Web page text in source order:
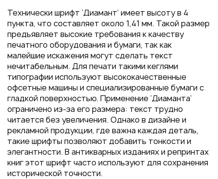
Блокноты с логотипом
Пакеты
Конверты
Журналы
Полиграфия для выставок
под ключ
Полиграфия к выборам 2026
Технически шрифт ‘Диамант’ имеет высоту в 4
пункта, что составляет около 1,41 мм. Такой размер
предъявляет высокие требования к качеству
печатного оборудования и бумаги, так как
малейшие искажения могут сделать текст
нечитабельным. Для печати такими кеглями
типографии используют высококачественные
офсетные машины и специализированные бумаги с
гладкой поверхностью. Применение ‘Диаманта’
ограничено из-за его размера: текст трудно
читается без увеличения. Однако в дизайне и
рекламной продукции, где важна каждая деталь,
такие шрифты позволяют добавить тонкости и
элегантности. В антикварных изданиях и репринтах
книг этот шрифт часто используют для сохранения
исторической точности.